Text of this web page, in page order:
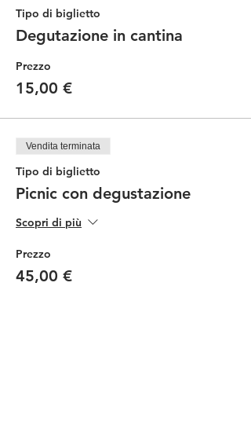
Tipo di biglietto
Degutazione in cantina
Prezzo
15,00 €
Vendita terminata
Tipo di biglietto
Picnic con degustazione
Scopri di più
Prezzo
45,00 €